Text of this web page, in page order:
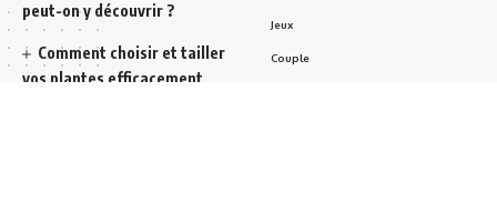
peut-on y découvrir ?
Comment choisir et tailler
vos plantes efficacement
Jeux
Couple